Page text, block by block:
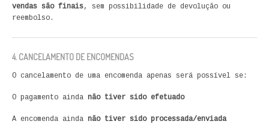
vendas são finais, sem possibilidade de devolução ou
reembolso.
4. CANCELAMENTO DE ENCOMENDAS
O cancelamento de uma encomenda apenas será possível se:
O pagamento ainda não tiver sido efetuado
A encomenda ainda não tiver sido processada/enviada